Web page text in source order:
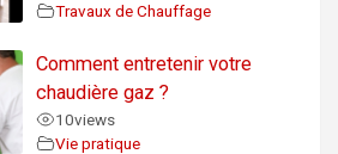
Travaux de Chauffage
Comment entretenir votre
chaudière gaz ?
10views
Vie pratique